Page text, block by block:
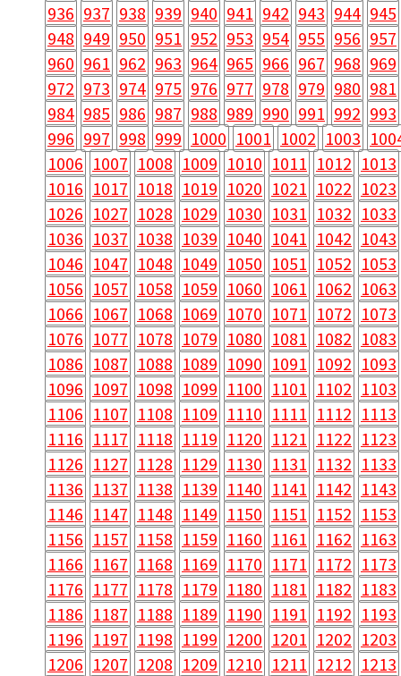
936 937 938 939 940 941 942 943 944 945
948 949 950 951 952 953 954 955 956 957
960 961 962 963 964 965 966 967 968 969
972 973 974 975 976 977 978 979 980 981
984 985 986 987 988 989 990 991 992 993
996 997 998 999 1000 1001 1002 1003
1006 1007 1008 1009 1010 1011 1012 1013
1016 1017 1018 1019 1020 1021 1022 1023
1026 1027 1028 1029 1030 1031 1032 1033
1036 1037 1038 1039 1040 1041 1042 1043
1046 1047 1048 1049 1050 1051 1052 1053
1056 1057 1058 1059 1060 1061 1062 1063
1066 1067 1068 1069 1070 1071 1072 1073
1076 1077 1078 1079 1080 1081 1082 1083
1086 1087 1088 1089 1090 1091 1092 1093
1096 1097 1098 1099 1100 1101 1102 1103
1106 1107 1108 1109 1110 1111 1112 1113
1116 1117 1118 1119 1120 1121 1122 1123
1126 1127 1128 1129 1130 1131 1132 1133
1136 1137 1138 1139 1140 1141 1142 1143
1146 1147 1148 1149 1150 1151 1152 1153
1156 1157 1158 1159 1160 1161 1162 1163
1166 1167 1168 1169 1170 1171 1172 1173
1176 1177 1178 1179 1180 1181 1182 1183
1186 1187 1188 1189 1190 1191 1192 1193
1196 1197 1198 1199 1200 1201 1202 1203
1206 1207 1208 1209 1210 1211 1212 1213